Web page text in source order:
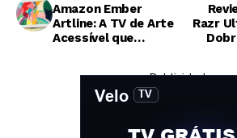
Amazon Ember
Artline: A TV de Arte
Acessível que
Razr
— Publicidade —